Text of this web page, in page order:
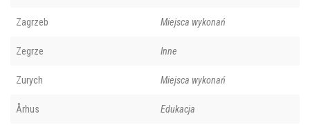
Zagrzeb Miejsca wykonań
Zegrze Inne
Zurych Miejsca wykonań
Århus Edukacja